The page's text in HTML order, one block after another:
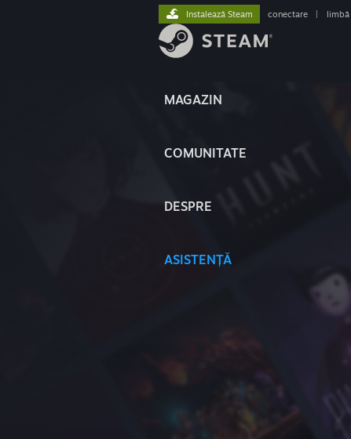
MAGAZIN
COMUNITATE
DESPRE
ASISTENȚĂ
Instalează Steam conectare limbă